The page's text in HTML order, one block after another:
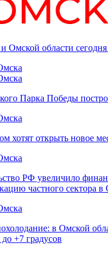
Омской области сегодня
Парка Победы
хотят открыть новое
РФ увеличило
частного сектора в
в Омской
до +7 градусов